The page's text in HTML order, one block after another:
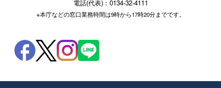
電話(代表)：0134-32-4111
※本庁などの窓口業務時間は9時から17時20分までです。